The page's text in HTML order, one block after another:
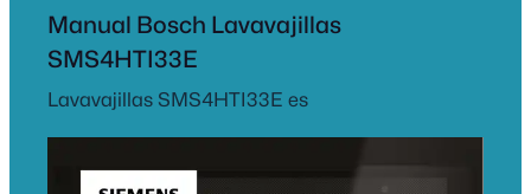
Manual Bosch Lavavajillas
SMS4HTI33E
Lavavajillas SMS4HTI33E es